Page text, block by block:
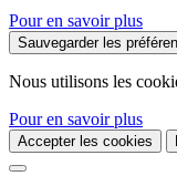
Pour en savoir plus
Sauvegarder les
Nous utilisons les
Pour en savoir plus
Accepter les cookies